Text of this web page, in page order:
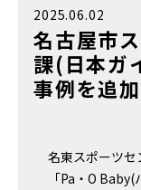
2025.06.02
名古屋市
課(日本ガ
事例を追
名東スポーツセ
「Pa・O